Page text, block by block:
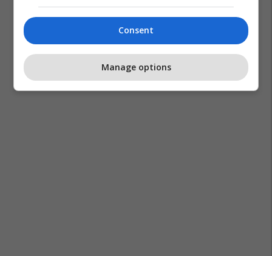
Consent
Manage options